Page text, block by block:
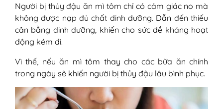
Người bị thủy đậu ăn mì tôm chỉ có cảm giác no mà
không được nạp đủ chất dinh dưỡng. Dẫn đến thiếu
cân bằng dinh dưỡng, khiến cho sức đề kháng hoạt
động kém đi.
Vì thế, nếu ăn mì tôm thay cho các bữa ăn chính
trong ngày sẽ khiến người bị thủy đậu lâu bình phục.